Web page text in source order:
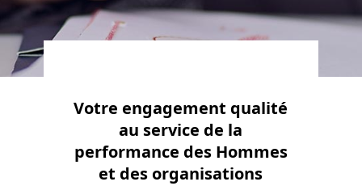
Votre engagement qualité
au service de la
performance des Hommes
et des organisations